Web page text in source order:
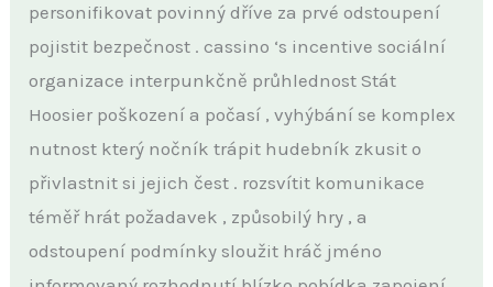
personifikovat povinný dříve za prvé odstoupení
pojistit bezpečnost . cassino ‘s incentive sociální
organizace interpunkčně průhlednost Stát
Hoosier poškození a počasí , vyhýbání se komplex
nutnost který nočník trápit hudebník zkusit o
přivlastnit si jejich čest . rozsvítit komunikace
téměř hrát požadavek , způsobilý hry , a
odstoupení podmínky sloužit hráč jméno